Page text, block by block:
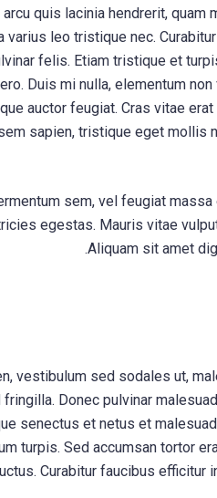
arcu quis lacinia hendrerit,
varius leo tristique nec.
felis. Etiam tristique et
Duis mi nulla, elementum
auctor feugiat. Cras vitae
sapien, tristique eget mollis
sem, vel feugiat
egestas. Mauris vitae
Aliquam sit amet
vestibulum sed sodales ut,
Donec pulvinar
senectus et netus et
turpis. Sed accumsan tortor
Curabitur faucibus efficitur